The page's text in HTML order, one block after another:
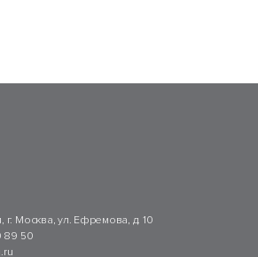
г. Москва, ул. Ефремова, д. 10
89 50